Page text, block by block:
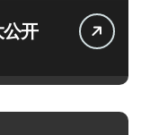
开